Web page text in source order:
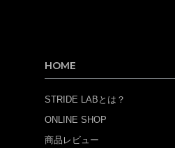
HOME
STRIDE LABとは？
ONLINE SHOP
商品レビュー